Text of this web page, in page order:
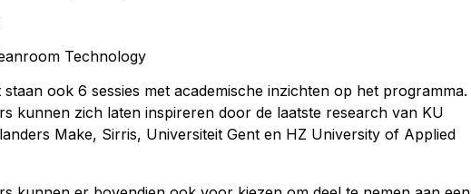
Technology
staan ook 6 sessies met academische inzichten op het programma.
kunnen zich laten inspireren door de laatste research van KU
Make, Sirris, Universiteit Gent en HZ University of Applied